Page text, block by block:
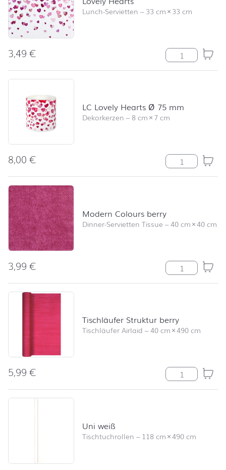
Lunch-Servietten –33 cm×33 cm
3,49€ Lovely Hearts
LC Lovely Hearts Ø 75 mm
Dekorkerzen –8 cm×7 cm
8,00€ LC Lovely
Modern Colours berry
Dinner-Servietten Tissue –40 cm×40 cm
3,99€ Modern
Tischläufer Struktur berry
Tischläufer Airlaid –40 cm×490 cm
5,99€ Tischläufer
Uni weiß
Tischtuchrollen – 118 cm×490 cm